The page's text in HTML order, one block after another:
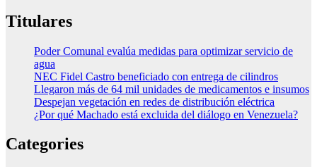
Titulares
Poder Comunal evalúa medidas para optimizar servicio de
agua
NEC Fidel Castro beneficiado con entrega de cilindros
Llegaron más de 64 mil unidades de medicamentos e insumos
Despejan vegetación en redes de distribución eléctrica
¿Por qué Machado está excluida del diálogo en Venezuela?
Categories